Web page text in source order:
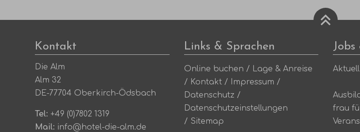
Kontakt
Die Alm
Alm 32
DE-77704 Oberkirch-Ödsbach
Tel: +49 (0)7802 1319
Mail: info@hotel-die-alm.de
Links & Sprachen
Online buchen /
Lage & Anreise
/ Kontakt/ Impressum /
Datenschutz /
Datenschutzeinstellungen
/ Sitemap
frau